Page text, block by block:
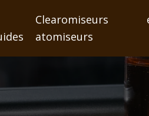
Clearomiseurs
atomiseurs